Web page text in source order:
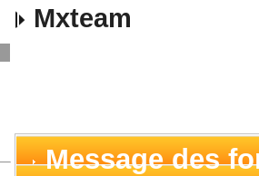
Mxteam
Message des